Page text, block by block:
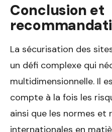
Conclusion et
La sécurisation des
un défi complexe qui
multidimensionnelle. Il
compte à la fois les
ainsi que les normes et
internationales en